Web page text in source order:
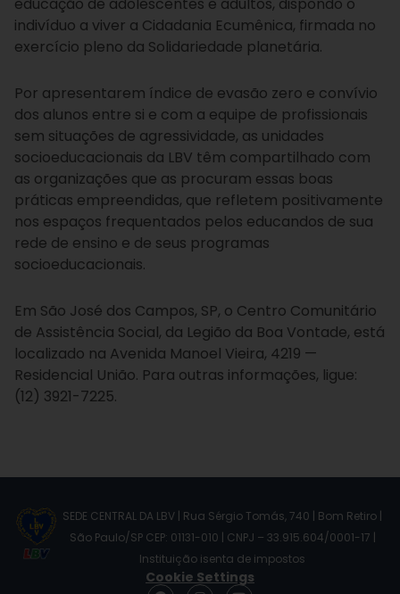
indivíduo a viver a Cidadania Ecumênica, firmada no
exercício pleno da Solidariedade planetária.
Por apresentarem índice de evasão zero e convívio
dos alunos entre si e com a equipe de profissionais
sem situações de agressividade, as unidades
socioeducacionais da LBV têm compartilhado com
as organizações que as procuram essas boas
práticas empreendidas, que refletem positivamente
nos espaços frequentados pelos educandos de sua
rede de ensino e de seus programas
socioeducacionais.
Em São José dos Campos, SP, o Centro Comunitário
de Assistência Social, da Legião da Boa Vontade, está
localizado na Avenida Manoel Vieira, 4219 —
Residencial União. Para outras informações, ligue:
(12) 3921-7225.
SEDE CENTRAL DA LBV | Rua Sérgio Tomás, 740 | Bom Retiro |
São Paulo/SP CEP: 01131-010 | CNPJ – 33.915.604/0001-17 |
Instituição isenta de impostos
Cookie Settings
F I Y